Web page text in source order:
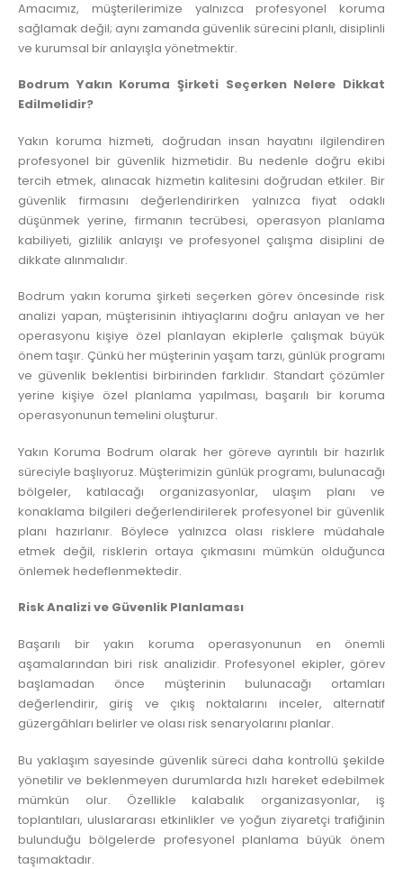
Amacımız, müşterilerimize yalnızca profesyonel koruma
sağlamak değil; aynı zamanda güvenlik sürecini planlı, disiplinli
ve kurumsal bir anlayışla yönetmektir.
Bodrum Yakın Koruma Şirketi Seçerken Nelere Dikkat
Edilmelidir?
Yakın koruma hizmeti, doğrudan insan hayatını ilgilendiren
profesyonel bir güvenlik hizmetidir. Bu nedenle doğru ekibi
tercih etmek, alınacak hizmetin kalitesini doğrudan etkiler. Bir
güvenlik firmasını değerlendirirken yalnızca fiyat odaklı
düşünmek yerine, firmanın tecrübesi, operasyon planlama
kabiliyeti, gizlilik anlayışı ve profesyonel çalışma disiplini de
dikkate alınmalıdır.
Bodrum yakın koruma şirketi seçerken görev öncesinde risk
analizi yapan, müşterisinin ihtiyaçlarını doğru anlayan ve her
operasyonu kişiye özel planlayan ekiplerle çalışmak büyük
önem taşır. Çünkü her müşterinin yaşam tarzı, günlük programı
ve güvenlik beklentisi birbirinden farklıdır. Standart çözümler
yerine kişiye özel planlama yapılması, başarılı bir koruma
operasyonunun temelini oluşturur.
Yakın Koruma Bodrum olarak her göreve ayrıntılı bir hazırlık
süreciyle başlıyoruz. Müşterimizin günlük programı, bulunacağı
bölgeler, katılacağı organizasyonlar, ulaşım planı ve
konaklama bilgileri değerlendirilerek profesyonel bir güvenlik
planı hazırlanır. Böylece yalnızca olası risklere müdahale
etmek değil, risklerin ortaya çıkmasını mümkün olduğunca
önlemek hedeflenmektedir.
Risk Analizi ve Güvenlik Planlaması
Başarılı bir yakın koruma operasyonunun en önemli
aşamalarından biri risk analizidir. Profesyonel ekipler, görev
başlamadan önce müşterinin bulunacağı ortamları
değerlendirir, giriş ve çıkış noktalarını inceler, alternatif
güzergâhları belirler ve olası risk senaryolarını planlar.
Bu yaklaşım sayesinde güvenlik süreci daha kontrollü şekilde
yönetilir ve beklenmeyen durumlarda hızlı hareket edebilmek
mümkün olur. Özellikle kalabalık organizasyonlar, iş
toplantıları, uluslararası etkinlikler ve yoğun ziyaretçi trafiğinin
bulunduğu bölgelerde profesyonel planlama büyük önem
taşımaktadır.